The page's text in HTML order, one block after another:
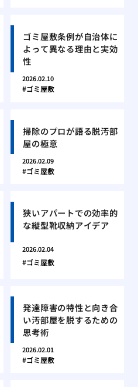
ゴミ屋敷条例が自治体に
よって異なる理由と実効
性
2026.02.10
ゴミ屋敷
掃除のプロが語る脱汚部
屋の極意
2026.02.09
ゴミ屋敷
狭いアパートでの効率的
な縦型靴収納アイデア
2026.02.04
ゴミ屋敷
発達障害の特性と向き合
い汚部屋を脱するための
思考術
2026.02.01
ゴミ屋敷